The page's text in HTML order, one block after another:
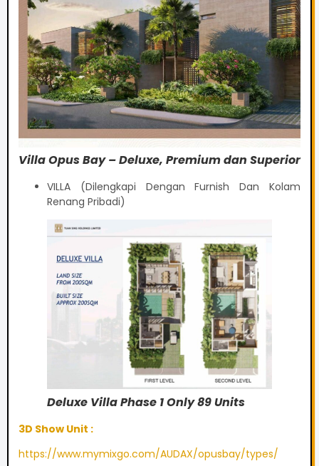
Villa Opus Bay – Deluxe, Premium dan Superior
VILLA (Dilengkapi Dengan Furnish Dan Kolam
Renang Pribadi)
Deluxe Villa Phase 1 Only 89 Units
3D Show Unit :
https://www.mymixgo.com/AUDAX/opusbay/types/